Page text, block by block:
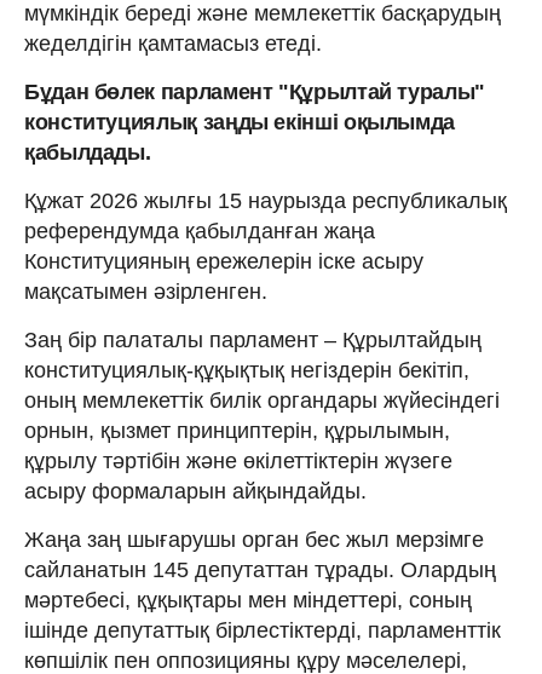
мүмкіндік береді және мемлекеттік басқарудың
жеделдігін қамтамасыз етеді.
Бұдан бөлек парламент "Құрылтай туралы"
конституциялық заңды екінші оқылымда
қабылдады.
Құжат 2026 жылғы 15 наурызда республикалық
референдумда қабылданған жаңа
Конституцияның ережелерін іске асыру
мақсатымен әзірленген.
Заң бір палаталы парламент – Құрылтайдың
конституциялық-құқықтық негіздерін бекітіп,
оның мемлекеттік билік органдары жүйесіндегі
орнын, қызмет принциптерін, құрылымын,
құрылу тәртібін және өкілеттіктерін жүзеге
асыру формаларын айқындайды.
Жаңа заң шығарушы орган бес жыл мерзімге
сайланатын 145 депутаттан тұрады. Олардың
мәртебесі, құқықтары мен міндеттері, соның
ішінде депутаттық бірлестіктерді, парламенттік
көпшілік пен оппозицияны құру мәселелері,